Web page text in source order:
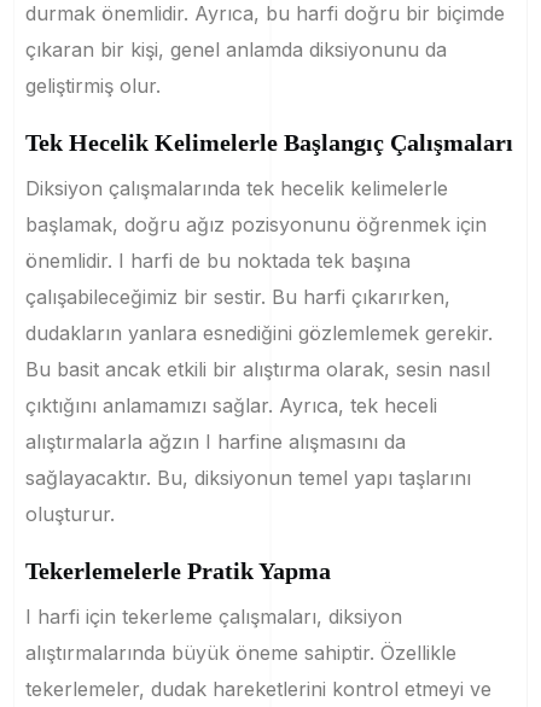
durmak önemlidir. Ayrıca, bu harfi doğru bir biçimde
çıkaran bir kişi, genel anlamda diksiyonunu da
geliştirmiş olur.
Tek Hecelik Kelimelerle Başlangıç Çalışmaları
Diksiyon çalışmalarında tek hecelik kelimelerle
başlamak, doğru ağız pozisyonunu öğrenmek için
önemlidir. I harfi de bu noktada tek başına
çalışabileceğimiz bir sestir. Bu harfi çıkarırken,
dudakların yanlara esnediğini gözlemlemek gerekir.
Bu basit ancak etkili bir alıştırma olarak, sesin nasıl
çıktığını anlamamızı sağlar. Ayrıca, tek heceli
alıştırmalarla ağzın I harfine alışmasını da
sağlayacaktır. Bu, diksiyonun temel yapı taşlarını
oluşturur.
Tekerlemelerle Pratik Yapma
I harfi için tekerleme çalışmaları, diksiyon
alıştırmalarında büyük öneme sahiptir. Özellikle
tekerlemeler, dudak hareketlerini kontrol etmeyi ve